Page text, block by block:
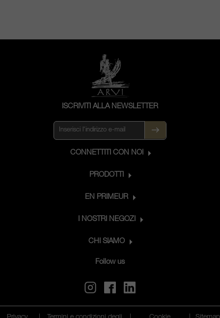
ISCRIVITI ALLA NEWSLETTER
CONNETTITI CON NOI
PRODOTTI
EN PRIMEUR
I NOSTRI NEGOZI
CHI SIAMO
Follow us